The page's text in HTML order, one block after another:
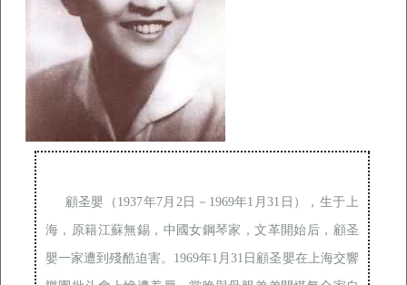
顧圣嬰（1937年7月2日－1969年1月31日），生于上
海，原籍江蘇無錫，中國女鋼琴家，文革開始后，顧圣
嬰一家遭到殘酷迫害。1969年1月31日顧圣嬰在上海交響